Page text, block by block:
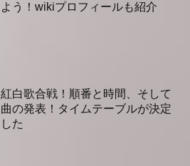
よう！wikiプロフィールも紹介
紅白歌合戦！順番と時間、そして
曲の発表！タイムテーブルが決定
した